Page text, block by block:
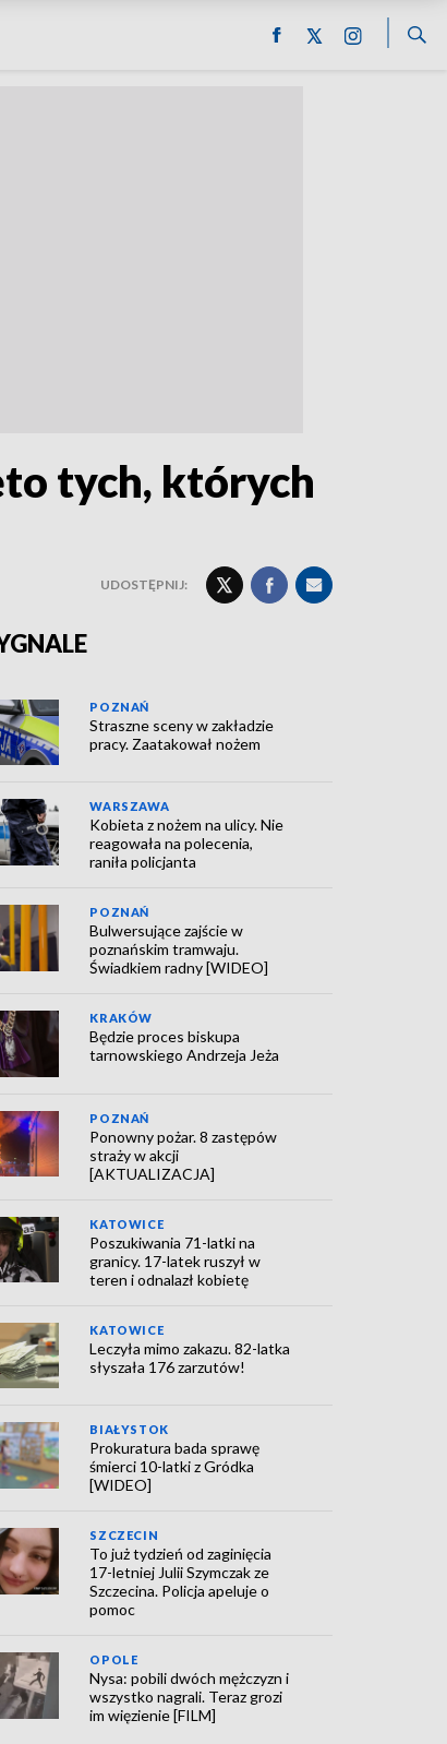
tych, których
UDOSTĘPNIJ:
POZNAŃ
Straszne sceny w zakładzie
pracy. Zaatakował nożem
WARSZAWA
Kobieta z nożem na ulicy. Nie
reagowała na polecenia,
raniła policjanta
POZNAŃ
Bulwersujące zajście w
poznańskim tramwaju.
Świadkiem radny [WIDEO]
KRAKÓW
Będzie proces biskupa
tarnowskiego Andrzeja Jeża
POZNAŃ
Ponowny pożar. 8 zastępów
straży w akcji
[AKTUALIZACJA]
KATOWICE
Poszukiwania 71-latki na
granicy. 17-latek ruszył w
teren i odnalazł kobietę
KATOWICE
Leczyła mimo zakazu. 82-latka
słyszała 176 zarzutów!
BIAŁYSTOK
Prokuratura bada sprawę
śmierci 10-latki z Gródka
[WIDEO]
SZCZECIN
To już tydzień od zaginięcia
17-letniej Julii Szymczak ze
Szczecina. Policja apeluje o
pomoc
OPOLE
Nysa: pobili dwóch mężczyzn i
wszystko nagrali. Teraz grozi
im więzienie [FILM]